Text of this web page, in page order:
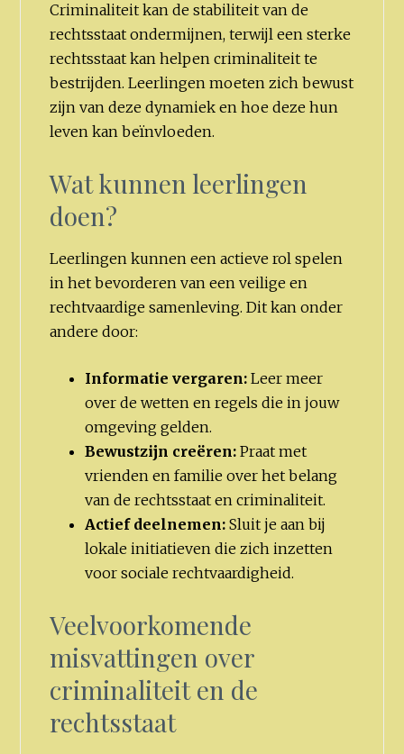
Criminaliteit kan de stabiliteit van de
rechtsstaat ondermijnen, terwijl een sterke
rechtsstaat kan helpen criminaliteit te
bestrijden. Leerlingen moeten zich bewust
zijn van deze dynamiek en hoe deze hun
leven kan beïnvloeden.
Wat kunnen leerlingen
doen?
Leerlingen kunnen een actieve rol spelen
in het bevorderen van een veilige en
rechtvaardige samenleving. Dit kan onder
andere door:
Informatie vergaren:Leer meer
over de wetten en regels die in jouw
omgeving gelden.
Bewustzijn creëren:Praat met
vrienden en familie over het belang
van de rechtsstaat en criminaliteit.
Actief deelnemen:Sluit je aan bij
lokale initiatieven die zich inzetten
voor sociale rechtvaardigheid.
Veelvoorkomende
misvattingen over
criminaliteit en de
rechtsstaat